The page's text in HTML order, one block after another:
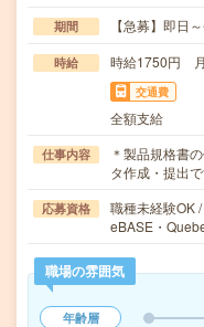
期間 【急募】即日
時給 時給1750円
交通費
全額支給
仕事内容
＊製品規格書
タ作成・提出
応募資格
職種未経験OK
eBASE・
職場の雰囲気
年齢層